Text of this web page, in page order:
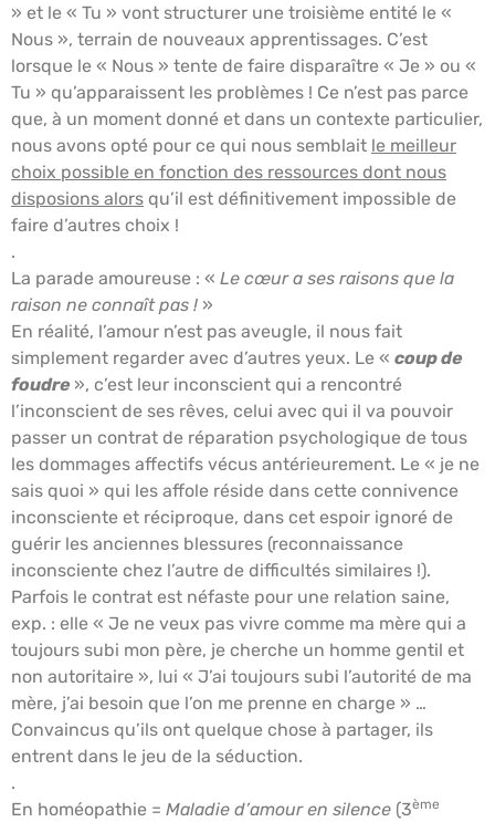
» et le « Tu » vont structurer une troisième entité le «
Nous », terrain de nouveaux apprentissages. C’est
lorsque le « Nous » tente de faire disparaître « Je » ou «
Tu » qu’apparaissent les problèmes ! Ce n’est pas parce
que, à un moment donné et dans un contexte particulier,
nous avons opté pour ce qui nous semblait le meilleur
choix possible en fonction des ressources dont nous
disposions alors qu’il est définitivement impossible de
faire d’autres choix !
.
La parade amoureuse : « Le cœur a ses raisons que la
raison ne connaît pas ! »
En réalité, l’amour n’est pas aveugle, il nous fait
simplement regarder avec d’autres yeux. Le « coup de
foudre », c’est leur inconscient qui a rencontré
l’inconscient de ses rêves, celui avec qui il va pouvoir
passer un contrat de réparation psychologique de tous
les dommages affectifs vécus antérieurement. Le « je ne
sais quoi » qui les affole réside dans cette connivence
inconsciente et réciproque, dans cet espoir ignoré de
guérir les anciennes blessures (reconnaissance
inconsciente chez l’autre de difficultés similaires !).
Parfois le contrat est néfaste pour une relation saine,
exp. : elle « Je ne veux pas vivre comme ma mère qui a
toujours subi mon père, je cherche un homme gentil et
non autoritaire », lui « J’ai toujours subi l’autorité de ma
mère, j’ai besoin que l’on me prenne en charge » …
Convaincus qu’ils ont quelque chose à partager, ils
entrent dans le jeu de la séduction.
.
En homéopathie = Maladie d’amour en silence (3ème